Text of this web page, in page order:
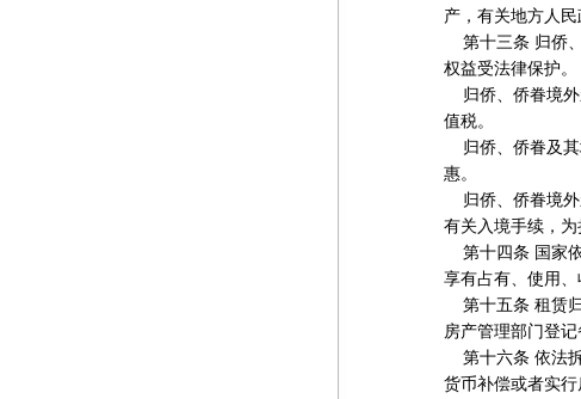
产，有关地方人民
第十三条 归侨
权益受法律保护。
归侨、侨眷境外
值税。
归侨、侨眷及其
惠。
归侨、侨眷境外
有关入境手续，
第十四条 国家
享有占有、使用、
第十五条 租赁
房产管理部门登
第十六条 依法
货币补偿或者实